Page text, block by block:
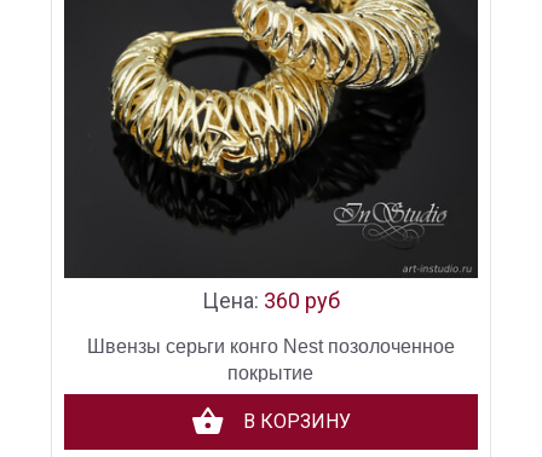
Цена: 360 руб
Швензы серьги конго Nest позолоченное
покрытие
В КОРЗИНУ